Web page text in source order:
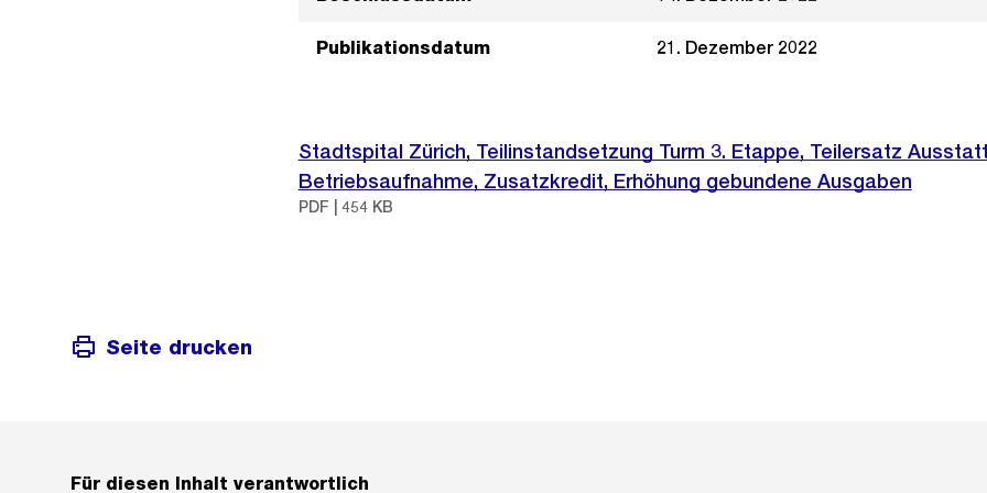
Publikationsdatum 21. Dezember 2022
Stadtspital Zürich, Teilinstandsetzung Turm 3. Etappe, Teilersatz
Betriebsaufnahme, Zusatzkredit, Erhöhung gebundene Ausgaben
PDF | 454 KB
Seite drucken
Für diesen Inhalt verantwortlich